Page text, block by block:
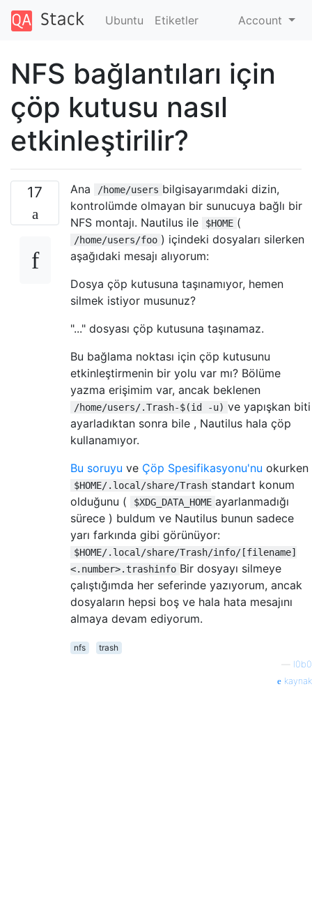
Ubuntu Etiketler Account
NFS bağlantıları için
çöp kutusu nasıl
etkinleştirilir?
17 Ana /home/users bilgisayarımdaki dizin,
kontrolümde olmayan bir sunucuya bağlı bir
NFS montajı. Nautilus ile
$HOME (
/home/users/foo ) içindeki dosyaları silerken
aşağıdaki mesajı alıyorum:
Dosya çöp kutusuna taşınamıyor, hemen
silmek istiyor musunuz?
"..." dosyası çöp kutusuna taşınamaz.
Bu bağlama noktası için çöp kutusunu
etkinleştirmenin bir yolu var mı? Bölüme
yazma erişimim var, ancak beklenen
/home/users/.Trash-$(id -u) ve yapışkan biti
ayarladıktan sonra bile , Nautilus hala çöp
kullanamıyor.
Bu soruyu ve Çöp Spesifikasyonu'nu okurken
$HOME/.local/share/Trash standart konum
olduğunu (
$XDG_DATA_HOME ayarlanmadığı
sürece ) buldum ve Nautilus bunun sadece
yarı farkında gibi görünüyor:
$HOME/.local/share/Trash/info/[filename]
<.number>.trashinfo Bir dosyayı silmeye
çalıştığımda her seferinde yazıyorum, ancak
dosyaların hepsi boş ve hala hata mesajını
almaya devam ediyorum.
nfs
trash
l0b0
kaynak